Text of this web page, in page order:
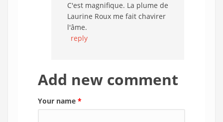
C'est magnifique. La plume de
Laurine Roux me fait chavirer
l'âme.
reply
Add new comment
Your name *